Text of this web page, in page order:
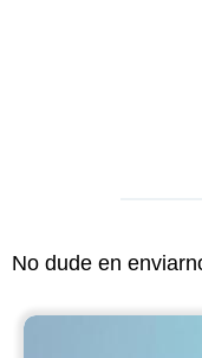
No dude en